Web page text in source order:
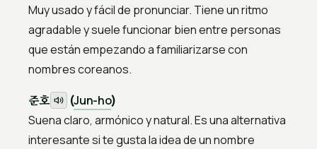
Muy usado y fácil de pronunciar. Tiene un ritmo
agradable y suele funcionar bien entre personas
que están empezando a familiarizarse con
nombres coreanos.
준호 (Jun-ho)
Suena claro, armónico y natural. Es una alternativa
interesante si te gusta la idea de un nombre